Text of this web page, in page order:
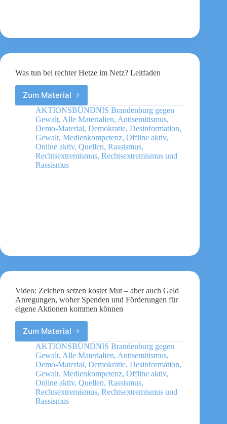
Was tun bei rechter Hetze im Netz? Leitfaden
Zum Material
Was
tun
bei
rechter
Hetze
im
Netz?
Leitfaden
AKTIONSBÜNDNIS Brandenburg gegen
Gewalt, Alle Materialien, Antisemitismus,
Demo-Material, Demokratie, Desinformation,
Gewalt, Medienkompetenz, Offline aktiv,
Online aktiv, Quellen, Rassismus,
Rechtsextremismus, Rechtsextremismus und
Rassismus
Video: Zeichen setzen kostet Mut – aber auch Geld
Anregungen, woher Spenden und Förderungen für
eigene Aktionen kommen können
Zum Material
Video:
Zeichen
setzen
kostet
Mut
–
aber
auch
AKTIONSBÜNDNIS Brandenburg gegen
Gewalt, Alle Materialien, Antisemitismus,
Demo-Material, Demokratie, Desinformation,
Gewalt, Medienkompetenz, Offline aktiv,
Online aktiv, Quellen, Rassismus,
Rechtsextremismus, Rechtsextremismus und
Rassismus